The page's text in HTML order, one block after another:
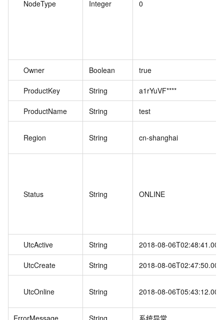
NodeType Integer 0
Owner Boolean true
ProductKey String a1rYuVF****
ProductName String test
Region String cn-shanghai
Status String ONLINE
UtcActive String 2018-08-
UtcCreate String 2018-08-
UtcOnline String 2018-08-
ErrorMessage String 系统异常